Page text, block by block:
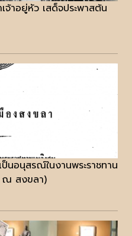
จ้าอยู่หัว เสด็จประพาสต้น
นอนุสรณ์ในงานพระราชทาน
ณ สงขลา)